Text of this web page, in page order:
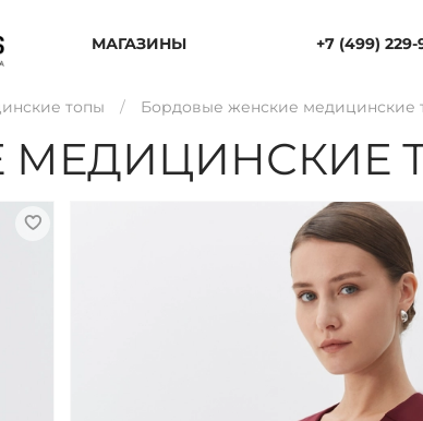
МАГАЗИНЫ +7 (499) 229-
топы Бордовые женские медицинские
МЕДИЦИНСКИЕ